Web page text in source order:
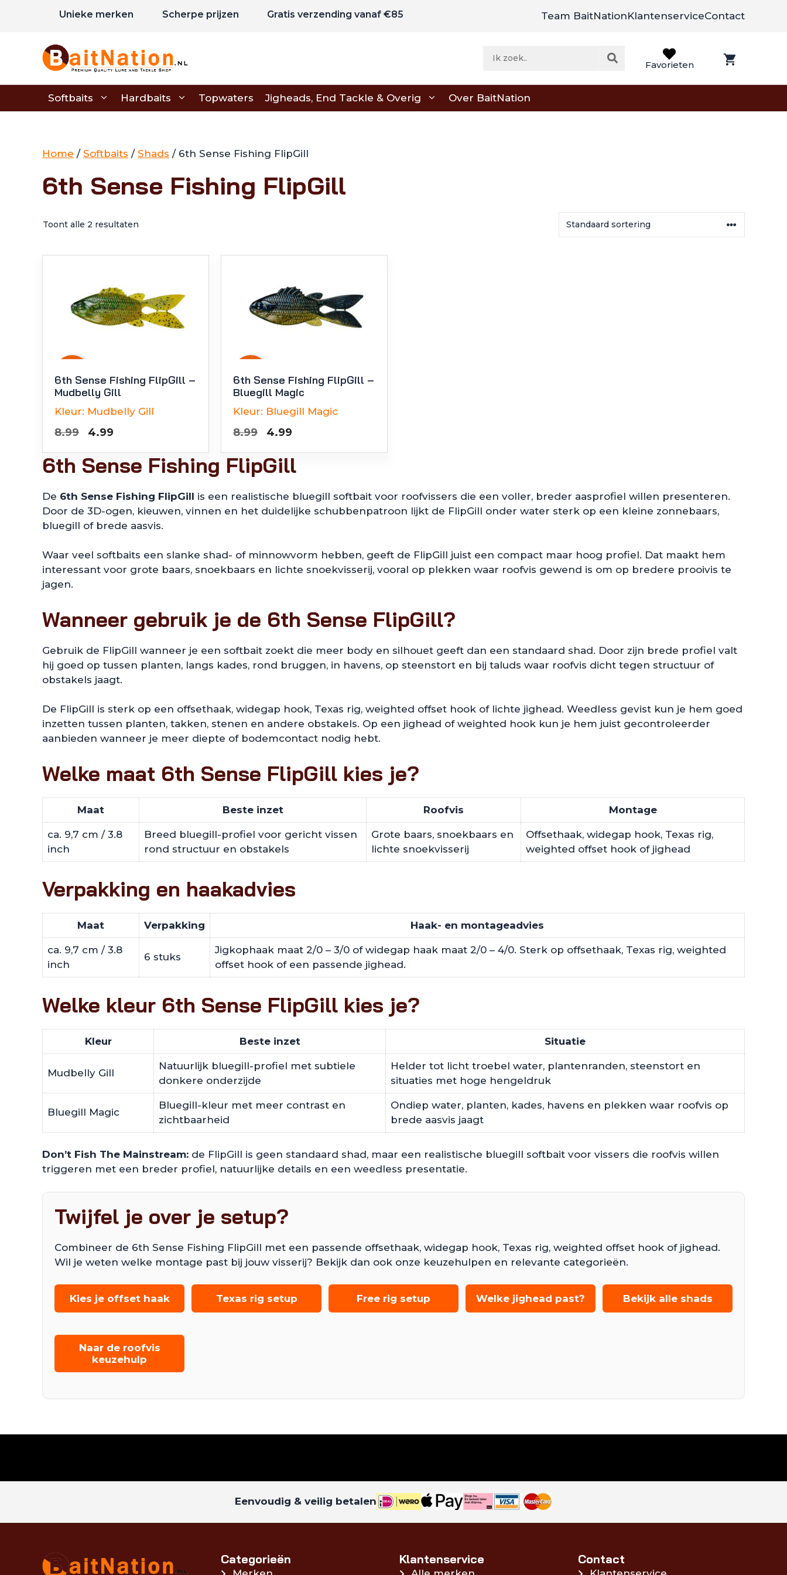
Unieke merken Scherpe prijzen Gratis verzending vanaf €85 Team BaitNationKlantenserviceContact
Favorieten
Softbaits Hardbaits Topwaters Jigheads, End Tackle & Overig Over BaitNation
Home / Softbaits / Shads / 6th Sense Fishing FlipGill
6th Sense Fishing FlipGill
Toont alle 2 resultaten
6th Sense Fishing FlipGill –
Mudbelly Gill
Kleur: Mudbelly Gill
8.99
Oorspronkelijke
was:
4.99
is:
6th Sense Fishing FlipGill –
Bluegill Magic
Kleur: Bluegill Magic
8.99
Oorspronkelijke
was:
4.99
6th Sense Fishing FlipGill
De 6th Sense Fishing FlipGill is een realistische bluegill softbait voor roofvissers die een voller, breder aasprofiel willen presenteren.
Door de 3D-ogen, kieuwen, vinnen en het duidelijke schubbenpatroon lijkt de FlipGill onder water sterk op een kleine zonnebaars,
bluegill of brede aasvis.
Waar veel softbaits een slanke shad- of minnowvorm hebben, geeft de FlipGill juist een compact maar hoog profiel. Dat maakt hem
interessant voor grote baars, snoekbaars en lichte snoekvisserij, vooral op plekken waar roofvis gewend is om op bredere prooivis te
jagen.
Wanneer gebruik je de 6th Sense FlipGill?
Gebruik de FlipGill wanneer je een softbait zoekt die meer body en silhouet geeft dan een standaard shad. Door zijn brede profiel valt
hij goed op tussen planten, langs kades, rond bruggen, in havens, op steenstort en bij taluds waar roofvis dicht tegen structuur of
obstakels jaagt.
De FlipGill is sterk op een offsethaak, widegap hook, Texas rig, weighted offset hook of lichte jighead. Weedless gevist kun je hem goed
inzetten tussen planten, takken, stenen en andere obstakels. Op een jighead of weighted hook kun je hem juist gecontroleerder
aanbieden wanneer je meer diepte of bodemcontact nodig hebt.
Welke maat 6th Sense FlipGill kies je?
Maat Beste inzet Roofvis Montage
ca. 9,7 cm / 3.8
inch
Breed bluegill-profiel voor gericht vissen
rond structuur en obstakels
Grote baars, snoekbaars en
lichte snoekvisserij
Offsethaak, widegap hook, Texas rig,
weighted offset hook of jighead
Verpakking en haakadvies
Maat Verpakking Haak- en montageadvies
ca. 9,7 cm / 3.8
inch
6 stuks
Jigkophaak maat 2/0 – 3/0 of widegap haak maat 2/0 – 4/0. Sterk op offsethaak, Texas rig, weighted
offset hook of een passende jighead.
Welke kleur 6th Sense FlipGill kies je?
Kleur Beste inzet Situatie
Mudbelly Gill
Natuurlijk bluegill-profiel met subtiele
donkere onderzijde
Helder tot licht troebel water, plantenranden, steenstort en
situaties met hoge hengeldruk
Bluegill Magic
Bluegill-kleur met meer contrast en
zichtbaarheid
Ondiep water, planten, kades, havens en plekken waar roofvis op
brede aasvis jaagt
Don’t Fish The Mainstream: de FlipGill is geen standaard shad, maar een realistische bluegill softbait voor vissers die roofvis willen
triggeren met een breder profiel, natuurlijke details en een weedless presentatie.
Twijfel je over je setup?
Combineer de 6th Sense Fishing FlipGill met een passende offsethaak, widegap hook, Texas rig, weighted offset hook of jighead.
Wil je weten welke montage past bij jouw visserij? Bekijk dan ook onze keuzehulpen en relevante categorieën.
Kies je offset haak Texas rig setup Free rig setup Welke jighead past? Bekijk alle shads
Naar de roofvis
keuzehulp
Eenvoudig & veilig betalen
Categorieën Klantenservice Contact